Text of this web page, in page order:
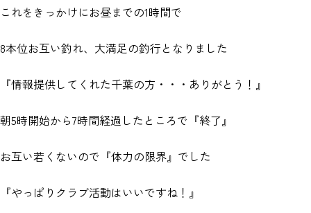
これをきっかけにお昼までの1時間で
8本位お互い釣れ、大満足の釣行となりました
『情報提供してくれた千葉の方・・・ありがとう！』
朝5時開始から7時間経過したところで『終了』
お互い若くないので『体力の限界』でした
『やっぱりクラブ活動はいいですね！』